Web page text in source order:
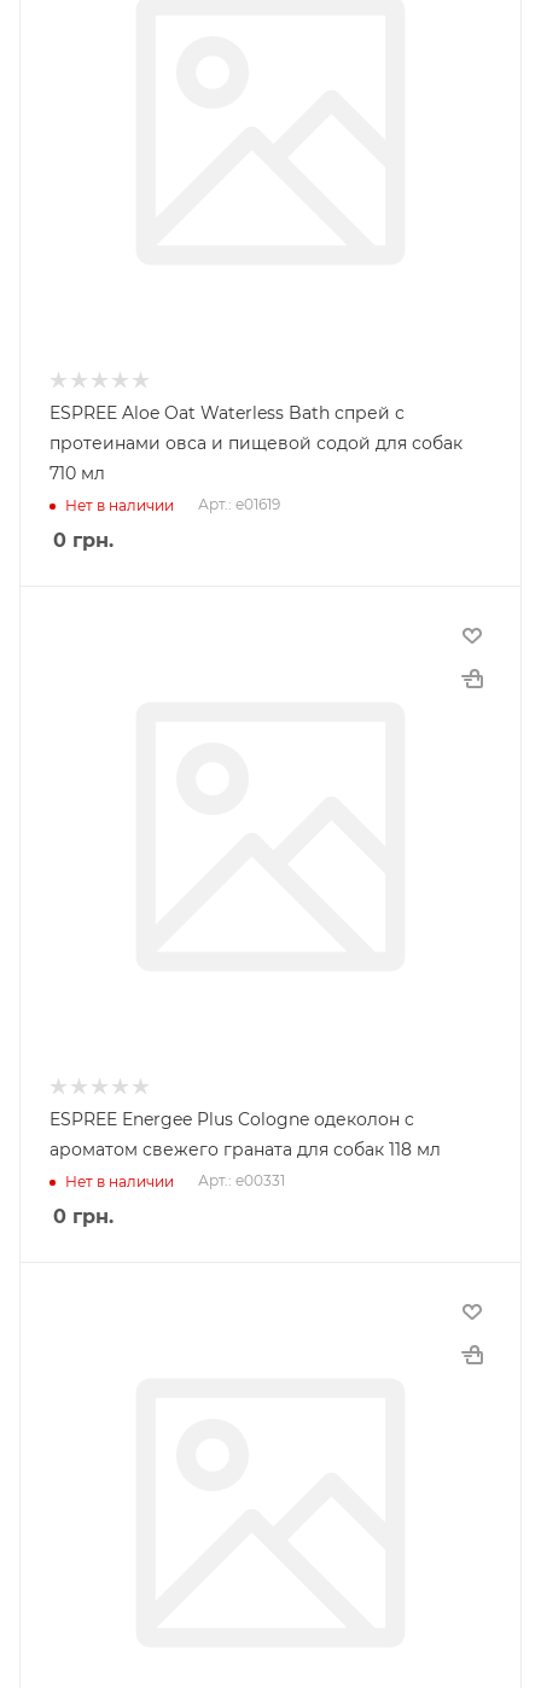
ESPREE Aloe Oat Waterless Bath спрей с
протеинами овса и пищевой содой для собак
710 мл
Нет в наличии Арт.: e01619
0 грн.
ESPREE Energee Plus Cologne одеколон c
ароматом свежего граната для собак 118 мл
Нет в наличии Арт.: e00331
0 грн.